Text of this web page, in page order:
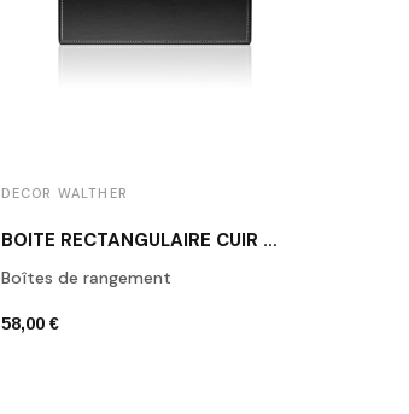
DECOR WALTHER
BOÎTE RECTANGULAIRE CUIR NOIR BROWNIE BMD2
Boîtes de rangement
58,00 €